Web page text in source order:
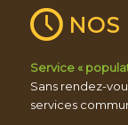
NOS
Service «
Sans rendez-
services